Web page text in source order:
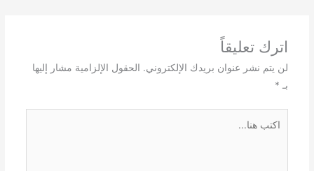
اترك تعليقاً
لن يتم نشر عنوان بريدك الإلكتروني. الحقول الإلزامية مشار إليها
بـ *